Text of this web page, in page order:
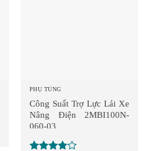
PHỤ TÙNG
Công Suất Trợ Lực Lái Xe
Nâng Điện 2MBI100N-
060-03